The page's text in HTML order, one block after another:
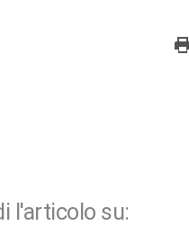
l'articolo su: